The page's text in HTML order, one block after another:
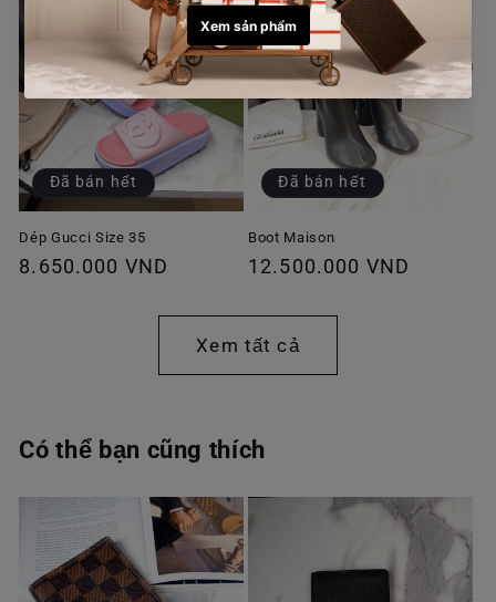
Đã bán hết
Dép Gucci Size 35
Giá
8.650.000 VND
Đã bán hết
Boot Maison
Giá
thường
12.500.000 VND
Xem tất cả
Có thể bạn cũng thích